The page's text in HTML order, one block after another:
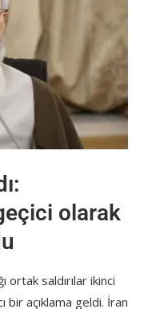
olarak
ortak saldırılar ikinci
bir açıklama geldi. İran